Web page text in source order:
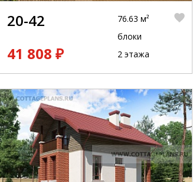
20-42
41 808 ₽
76.63 м²
блоки
2 этажа